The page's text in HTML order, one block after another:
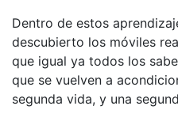
Dentro de estos
descubierto los móviles
que igual ya todos los
que se vuelven a
segunda vida, y una